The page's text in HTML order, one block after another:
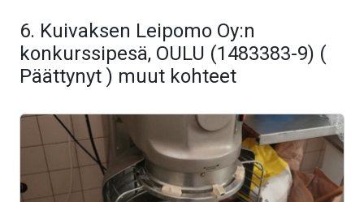
6. Kuivaksen Leipomo Oy:n
konkurssipesä, OULU (1483383-9) (
Päättynyt ) muut kohteet